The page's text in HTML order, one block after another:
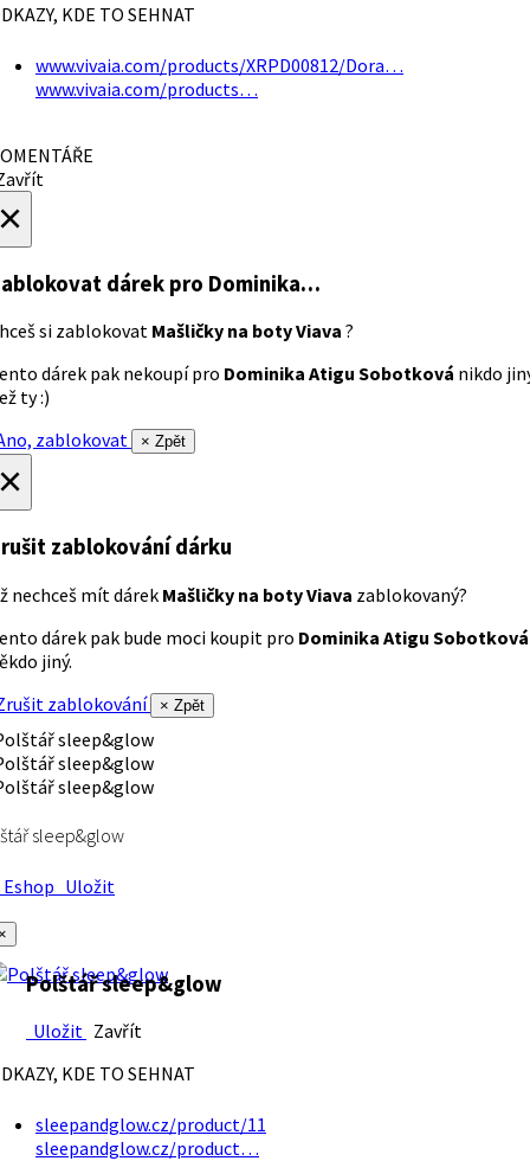
KDE TO SEHNAT
www.vivaia.com/products/XRPD00812/Dora…
www.vivaia.com/products…
dárek pro Dominika…
si zablokovat Mašličky na boty Viava ?
dárek pak nekoupí pro Dominika Atigu Sobotková nikdo
ty :)
zablokovat
× Zpět
zablokování dárku
nechceš mít dárek Mašličky na boty Viava zablokovaný?
dárek pak bude moci koupit pro Dominika Atigu Sobotková
jiný.
zablokování
× Zpět
sleep&glow
Uložit
Polštář sleep&glow
Uložit Zavřít
KDE TO SEHNAT
sleepandglow.cz/product/11
sleepandglow.cz/product…